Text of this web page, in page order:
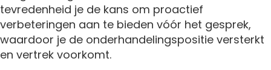
tevredenheid je de kans om proactief
verbeteringen aan te bieden vóór het gesprek,
waardoor je de onderhandelingspositie versterkt
en vertrek voorkomt.